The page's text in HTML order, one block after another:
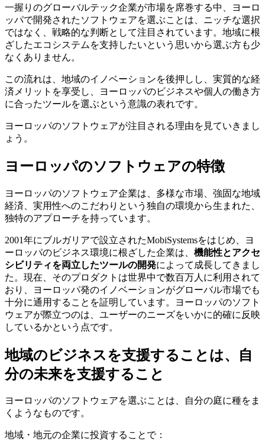
一握りのグローバルテック企業が市場を席巻する中、ヨーロ
ッパで開発されたソフトウェアを選ぶことは、ニッチな選択
ではなく、戦略的な判断として注目されています。地域に根
ざしたエコシステムを支持したいという思いから選ぶ方も少
なくありません。
この流れは、地域のイノベーションを後押しし、実質的な経
済メリットを享受し、ヨーロッパのビジネスや個人の働き方
に合ったツールを選ぶという意識の表れです。
ヨーロッパのソフトウェアが注目される理由を見ていきまし
ょう。
ヨーロッパのソフトウェアの特徴
ヨーロッパのソフトウェア企業は、多様な市場、強固な地域
経済、実用性へのこだわりという独自の環境から生まれた、
独特のアプローチを持っています。
2001年にブルガリアで設立されたMobiSystemsをはじめ、ヨ
ーロッパのビジネス環境に根ざした企業は、 機能性とアクセ
シビリティを両立したツールの開発によって成長してきまし
た。現在、そのプロダクトは世界中で数百万人に利用されて
おり、ヨーロッパ発のイノベーションがグローバル市場でも
十分に通用することを証明しています。ヨーロッパのソフト
ウェアが際立つのは、ユーザーのニーズをいかに的確に反映
しているかという点です。
地域のビジネスを支援することは、自
分の未来を支援すること
ヨーロッパのソフトウェアを選ぶことは、自分の庭に種をま
くようなものです。
地域・地元の企業に投資することで：